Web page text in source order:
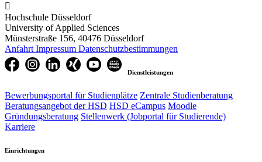

Hochschule Düsseldorf
University of Applied Sciences
Münsterstraße 156, 40476 Düsseldorf
Anfahrt Impressum Datenschutzbestimmungen
Dienstleistungen
Bewerbungsportal für Studienplätze Zentrale Studienberatung
Beratungsangebot der HSD HSD eCampus Moodle
Gründungsberatung Stellenwerk (Jobportal für Studierende)
Karriere
Einrichtungen